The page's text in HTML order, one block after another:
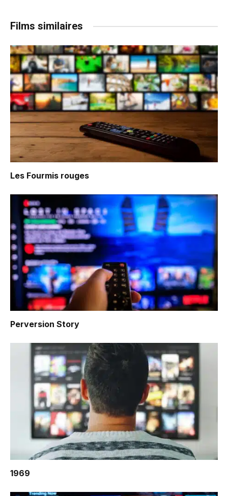
Films similaires
Les Fourmis rouges
Perversion Story
1969